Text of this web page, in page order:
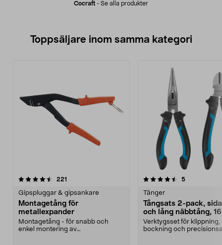
Cocraft - Se alla produkter
Toppsäljare inom samma kategori
221
Gipspluggar & gipsankare
Montagetång för
metallexpander
Montagetång - för snabb och
enkel montering av
4.5 av 5 stjärnor 5recensioner
Tänger
Tångsats 2-pack,
och lång näbbtång,
Verktygsset för klippning,
bockning och
4.5 av 5 stjärnor